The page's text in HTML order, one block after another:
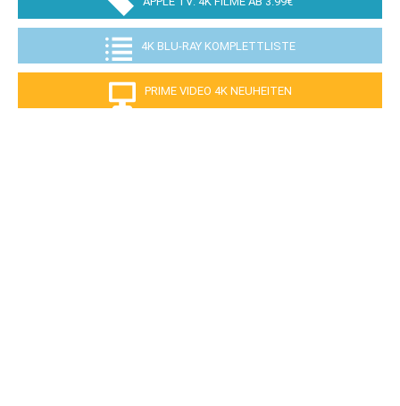
4K BLU-RAY KOMPLETTLISTE
PRIME VIDEO 4K NEUHEITEN